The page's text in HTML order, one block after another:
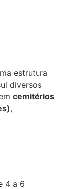
estrutura
diversos
cemitérios
,
4 a 6